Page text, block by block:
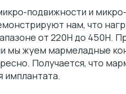
подвижности и
нам, что
от 220Н до 450Н.
мы жуем мармеладные
Получается, что
имплантата.